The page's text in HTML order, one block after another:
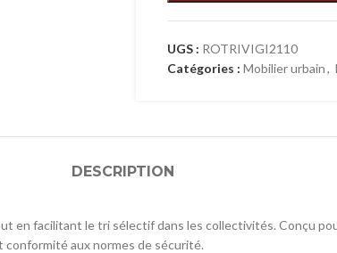
UGS : ROTRIVIGI2110
Catégories : Mobilier urbain,
DESCRIPTION
en facilitant le tri sélectif dans les collectivités. Conçu
aux normes de sécurité.